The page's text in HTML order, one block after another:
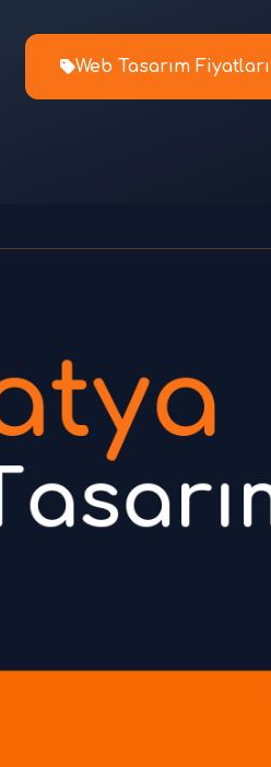
Web Tasarım Fiyatları